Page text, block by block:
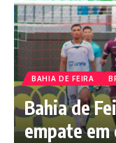
BAHIA DE FEIRA
Bahia de
empate em